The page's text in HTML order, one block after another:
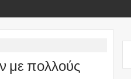
με πολλούς